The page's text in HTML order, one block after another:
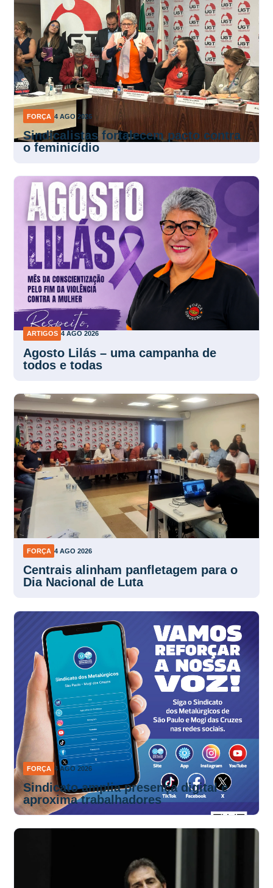
FORÇA 4 AGO 2026
Sindicalistas fortalecem pacto contra
o feminicídio
ARTIGOS 4 AGO 2026
Agosto Lilás – uma campanha de
todos e todas
FORÇA 4 AGO 2026
Centrais alinham panfletagem para o
Dia Nacional de Luta
FORÇA 4 AGO 2026
Sindicato amplia presença digital e
aproxima trabalhadores